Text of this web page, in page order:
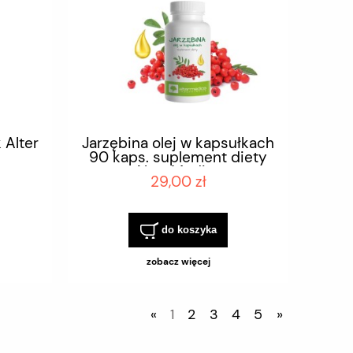
Alter Jarzębina olej w kapsułkach
90 kaps. suplement diety
Alter Medica
29,00 zł
do koszyka
zobacz więcej
« 1 2 3 4 5 »